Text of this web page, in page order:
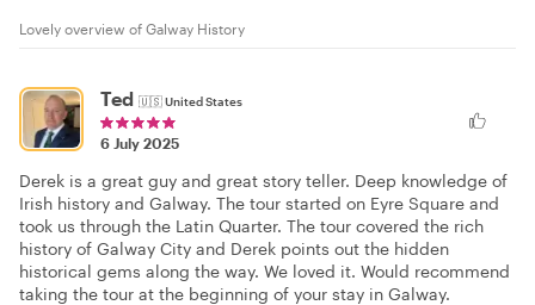
Lovely overview of Galway History
Ted 🇺🇸United States
6 July 2025
Derek is a great guy and great story teller. Deep knowledge of
Irish history and Galway. The tour started on Eyre Square and
took us through the Latin Quarter. The tour covered the rich
history of Galway City and Derek points out the hidden
historical gems along the way. We loved it. Would recommend
taking the tour at the beginning of your stay in Galway.